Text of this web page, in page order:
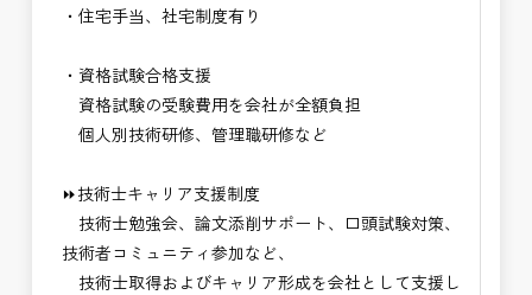
・住宅手当、社宅制度有り
・資格試験合格支援
資格試験の受験費用を会社が全額負担
個人別技術研修、管理職研修など
⏩技術士キャリア支援制度
技術士勉強会、論文添削サポート、口頭試験対策、
技術者コミュニティ参加など、
技術士取得およびキャリア形成を会社として支援し